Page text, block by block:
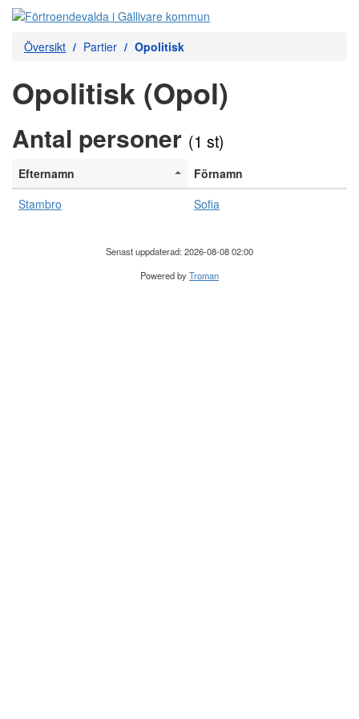
Översikt Partier Opolitisk
Opolitisk (Opol)
Antal personer (1 st)
Efternamn
Förnamn
Stambro
Sofia
Senast uppdaterad: 2026-08-08 02:00
Powered byTroman